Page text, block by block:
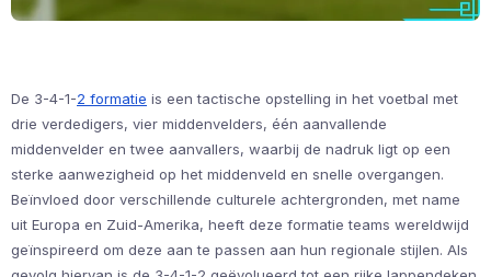
De 3-4-1-2 formatie is een tactische opstelling in het voetbal met
drie verdedigers, vier middenvelders, één aanvallende
middenvelder en twee aanvallers, waarbij de nadruk ligt op een
sterke aanwezigheid op het middenveld en snelle overgangen.
Beïnvloed door verschillende culturele achtergronden, met name
uit Europa en Zuid-Amerika, heeft deze formatie teams wereldwijd
geïnspireerd om deze aan te passen aan hun regionale stijlen. Als